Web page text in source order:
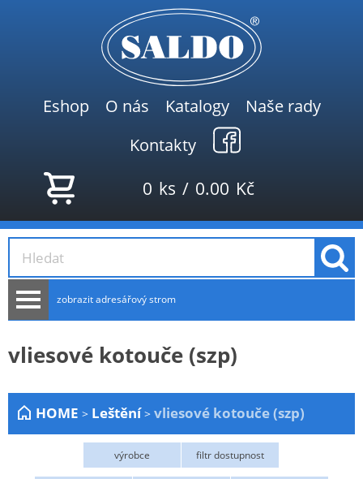
Eshop O nás Katalogy
Naše rady
Kontakty
0 ks / 0.00 Kč
zobrazit adresářový strom
NOVINKY
Plachty
Žebříky a schůdky
Stavební míchačky
vliesové kotouče (szp)
HOME > Leštění> vliesové kotouče (szp)
výrobce filtr dostupnost
TYROLIT
Skladem